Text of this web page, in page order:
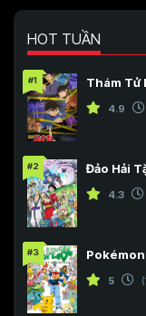
HOT TUẦN
#1 Thám Tử
4.9
#2 Đảo Hải
4.3
#3 Pokémon
5